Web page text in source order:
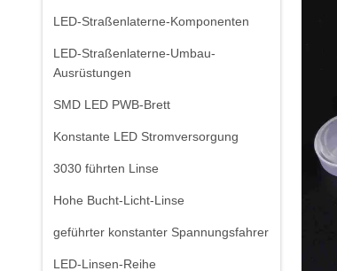
LED-Straßenlaterne-Komponenten
LED-Straßenlaterne-Umbau-
Ausrüstungen
SMD LED PWB-Brett
Konstante LED Stromversorgung
3030 führten Linse
Hohe Bucht-Licht-Linse
geführter konstanter Spannungsfahrer
LED-Linsen-Reihe